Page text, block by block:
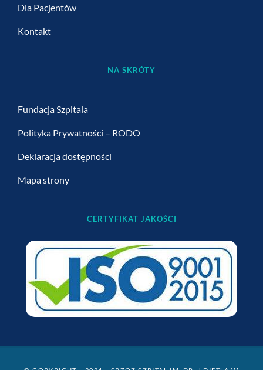
Dla Pacjentów
Kontakt
NA SKRÓTY
Fundacja Szpitala
Polityka Prywatności – RODO
Deklaracja dostępności
Mapa strony
CERTYFIKAT JAKOŚCI